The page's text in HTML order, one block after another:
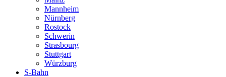
Mannheim
Nürnberg
Rostock
Schwerin
Strasbourg
Stuttgart
Würzburg
S-Bahn